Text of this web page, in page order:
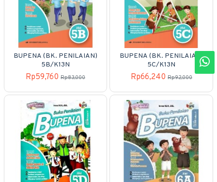
BUPENA (BK. PENILAIAN)
5B/K13N
Rp59,760 Rp83,000
BUPENA (BK. PENILAIAN)
5C/K13N
Rp66,240 Rp92,000